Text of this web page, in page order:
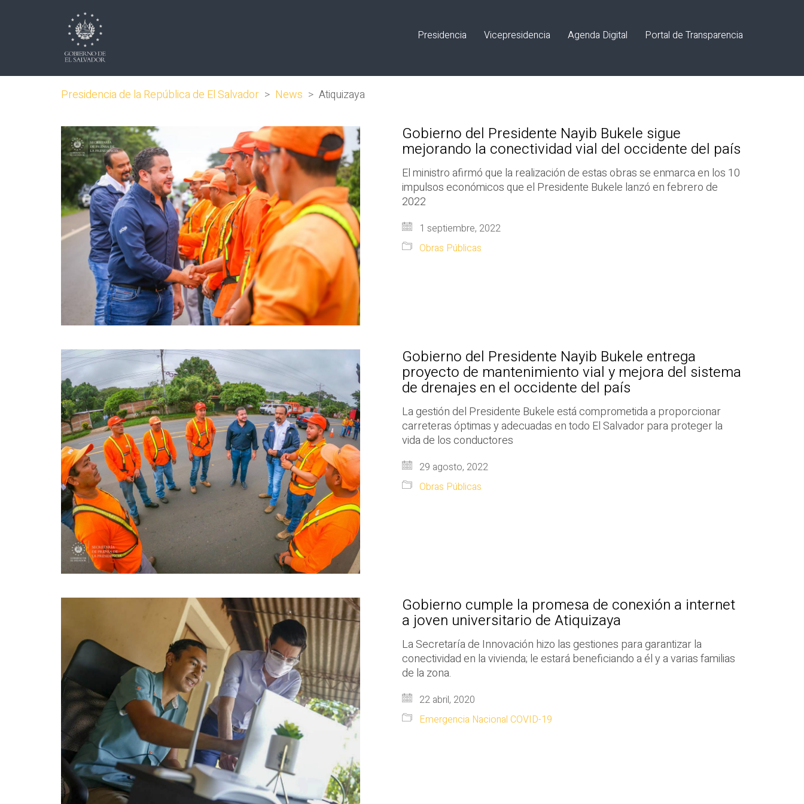
Presidencia Vicepresidencia Agenda Digital Portal de Transparencia
Presidencia de la República de El Salvador > News > Atiquizaya
Gobierno del Presidente Nayib Bukele sigue
mejorando la conectividad vial del occidente del país
El ministro afirmó que la realización de estas obras se enmarca en los 10
impulsos económicos que el Presidente Bukele lanzó en febrero de
2022
1 septiembre, 2022
Obras Públicas
Gobierno del Presidente Nayib Bukele entrega
proyecto de mantenimiento vial y mejora del sistema
de drenajes en el occidente del país
La gestión del Presidente Bukele está comprometida a proporcionar
carreteras óptimas y adecuadas en todo El Salvador para proteger la
vida de los conductores
29 agosto, 2022
Obras Públicas
Gobierno cumple la promesa de conexión a internet
a joven universitario de Atiquizaya
La Secretaría de Innovación hizo las gestiones para garantizar la
conectividad en la vivienda; le estará beneficiando a él y a varias familias
de la zona.
22 abril, 2020
Emergencia Nacional COVID-19